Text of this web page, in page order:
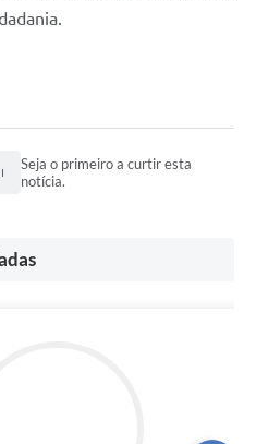
Seja o primeiro a curtir esta
notícia.